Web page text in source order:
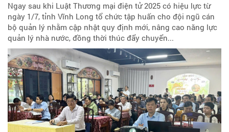
Ngay sau khi Luật Thương mại điện tử 2025 có hiệu lực từ
ngày 1/7, tỉnh Vĩnh Long tổ chức tập huấn cho đội ngũ cán
bộ quản lý nhằm cập nhật quy định mới, nâng cao năng lực
quản lý nhà nước, đồng thời thúc đẩy chuyển...